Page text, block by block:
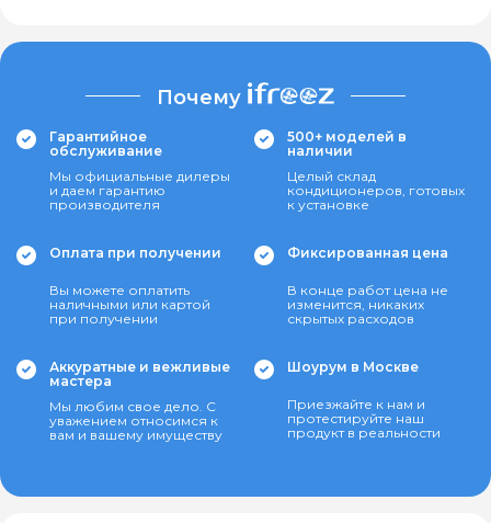
Почему
Гарантийное
обслуживание
Мы официальные дилеры
и даем гарантию
производителя
500+ моделей в
наличии
Целый склад
кондиционеров, готовых
к установке
Оплата при получении
Вы можете оплатить
наличными или картой
при получении
Фиксированная цена
В конце работ цена не
изменится, никаких
скрытых расходов
Аккуратные и вежливые
мастера
Мы любим свое дело. С
уважением относимся к
вам и вашему имуществу
Шоурум в Москве
Приезжайте к нам и
протестируйте наш
продукт в реальности